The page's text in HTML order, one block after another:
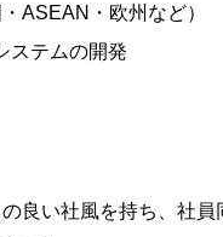
ASEAN・欧州など）
ステムの開発
良い社風を持ち、社員